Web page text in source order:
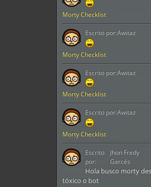
Morty Checklist
Morty Checklist
Escrito por:Awitaz
Morty Checklist
Escrito por:Awitaz
Morty Checklist
Escrito por:Awitaz
Hola busco morty
tóxico o bot
Escrito
por:
Jhon Fredy
Garcés